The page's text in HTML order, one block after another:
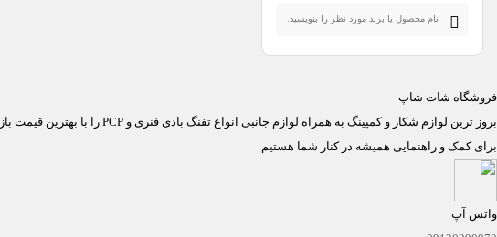
فروشگاه شات شاپ
بروز ترین لوازم شکار و کمپینگ به همراه لوازم جانبی انواع تفنگ بادی فنری و PCP را با بهترین قیمت بازار فراهم نموده ایم تا با خیالی آسوده اقدام به خرید نمایید.
برای کمک و راهنمایی همیشه در کنار شما هستیم
واتس آپ